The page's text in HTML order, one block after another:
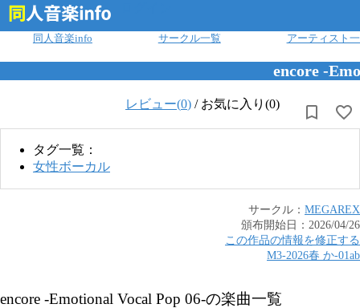
同人音楽info サークル一覧 アーティスト
encore -
レビュー(0) / お気に入り(0)
タグ一覧：
女性ボーカル
サークル： MEGAREX
頒布開始日： 2026/04/26
この作品の情報を修正する
M3-2026春 か-01ab
encore -Emotional Vocal Pop 06-の楽曲一覧